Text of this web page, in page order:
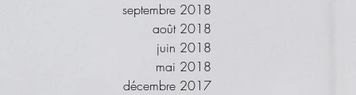
septembre 2018
août 2018
juin 2018
mai 2018
décembre 2017